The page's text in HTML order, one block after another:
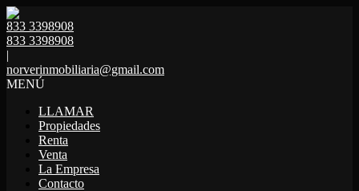
833 3398908
833 3398908
|
norverinmobiliaria@gmail.com
MENÚ
LLAMAR
Propiedades
Renta
Venta
La Empresa
Contacto